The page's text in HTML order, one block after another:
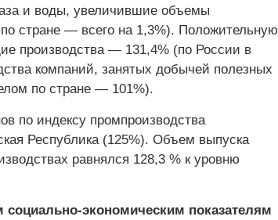
и воды, увеличившие объемы
стране — всего на 1,3%). Положительную
производства — 131,4% (по России в
компаний, занятых добычей полезных
по стране — 101%).
по индексу промпроизводства
Республика (125%). Объем выпуска
равнялся 128,3 % к уровню
экономическим показателям